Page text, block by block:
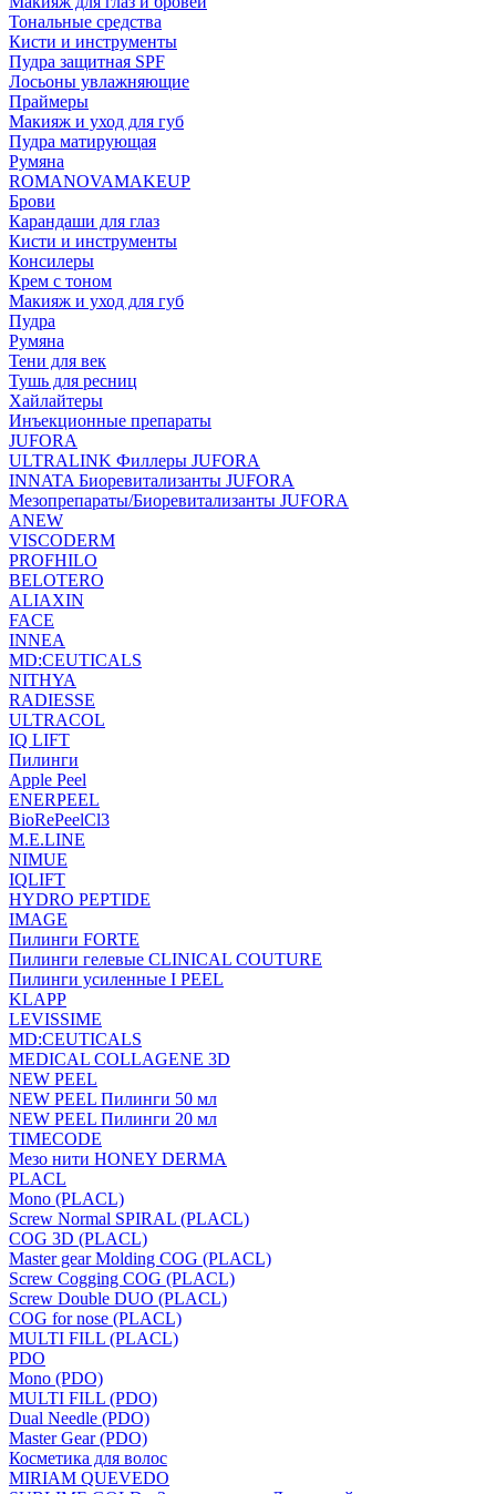
Тональные средства
Кисти и инструменты
Пудра защитная SPF
Лосьоны увлажняющие
Праймеры
Макияж и уход для губ
Пудра матирующая
Румяна
ROMANOVAMAKEUP
Брови
Карандаши для глаз
Кисти и инструменты
Консилеры
Крем с тоном
Макияж и уход для губ
Пудра
Румяна
Тени для век
Тушь для ресниц
Хайлайтеры
Инъекционные препараты
JUFORA
ULTRALINK Филлеры JUFORA
INNATA Биоревитализанты JUFORA
Мезопрепараты/Биоревитализанты JUFORA
ANEW
VISCODERM
PROFHILO
BELOTERO
ALIAXIN
FACE
INNEA
MD:CEUTICALS
NITHYA
RADIESSE
ULTRACOL
IQ LIFT
Пилинги
Apple Peel
ENERPEEL
BioRePeelCl3
M.E.LINE
NIMUE
IQLIFT
HYDRO PEPTIDE
IMAGE
Пилинги FORTE
Пилинги гелевые CLINICAL COUTURE
Пилинги усиленные I PEEL
KLAPP
LEVISSIME
MD:CEUTICALS
MEDICAL COLLAGENE 3D
NEW PEEL
NEW PEEL Пилинги 50 мл
NEW PEEL Пилинги 20 мл
TIMECODE
Мезо нити HONEY DERMA
PLACL
Mono (PLACL)
Screw Normal SPIRAL (PLACL)
COG 3D (PLACL)
Master gear Molding COG (PLACL)
Screw Cogging COG (PLACL)
Screw Double DUO (PLACL)
COG for nose (PLACL)
MULTI FILL (PLACL)
PDO
Mono (PDO)
MULTI FILL (PDO)
Dual Needle (PDO)
Master Gear (PDO)
Косметика для волос
MIRIAM QUEVEDO